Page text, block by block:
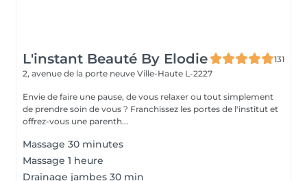
L'instant Beauté By Elodie
131
2, avenue de la porte neuve Ville-Haute L-2227
Envie de faire une pause, de vous relaxer ou tout simplement
de prendre soin de vous ? Franchissez les portes de l'institut et
offrez-vous une parenth...
Massage 30 minutes
Massage 1 heure
Drainage jambes 30 min